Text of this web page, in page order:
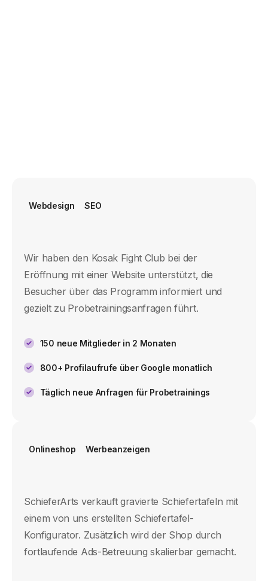
Webdesign SEO
Wir haben den Kosak Fight Club bei der
Eröffnung mit einer Website unterstützt, die
Besucher über das Programm informiert und
gezielt zu Probetrainingsanfragen führt.
150 neue Mitglieder in 2 Monaten
800+ Profilaufrufe über Google monatlich
Täglich neue Anfragen für Probetrainings
Onlineshop Werbeanzeigen
SchieferArts verkauft gravierte Schiefertafeln mit
einem von uns erstellten Schiefertafel-
Konfigurator. Zusätzlich wird der Shop durch
fortlaufende Ads-Betreuung skalierbar gemacht.